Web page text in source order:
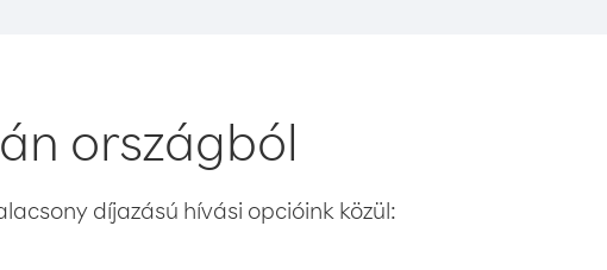
országból
díjazású hívási opcióink közül: